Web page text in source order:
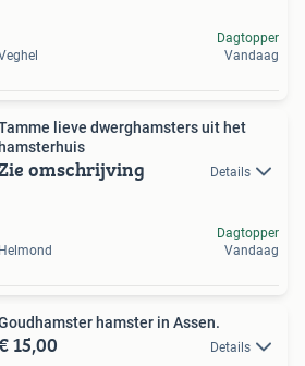
Dagtopper
Vandaag
lieve dwerghamsters uit het
hamsterhuis
omschrijving Details
Helmond
Dagtopper
Vandaag
hamster in Assen.
15,00 Details